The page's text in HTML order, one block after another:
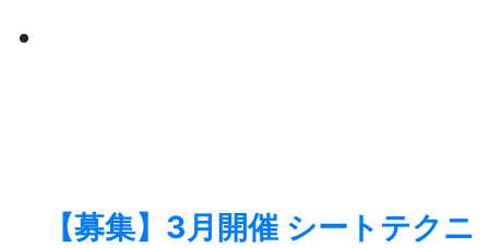
【募集】3月開催 シートテクニ